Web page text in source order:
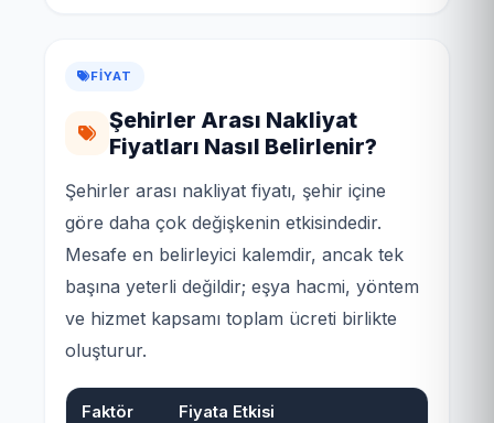
FIYAT
Şehirler Arası Nakliyat
Fiyatları Nasıl Belirlenir?
Şehirler arası nakliyat fiyatı, şehir içine
göre daha çok değişkenin etkisindedir.
Mesafe en belirleyici kalemdir, ancak tek
başına yeterli değildir; eşya hacmi, yöntem
ve hizmet kapsamı toplam ücreti birlikte
oluşturur.
Faktör Fiyata Etkisi